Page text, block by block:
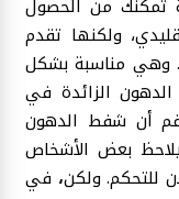
تمكنك من الحصول
ولكنها تقدم
وهي مناسبة بشكل
الزائدة في
أن شفط الدهون
يلاحظ بعض الأشخاص
للتحكم. ولكن، في